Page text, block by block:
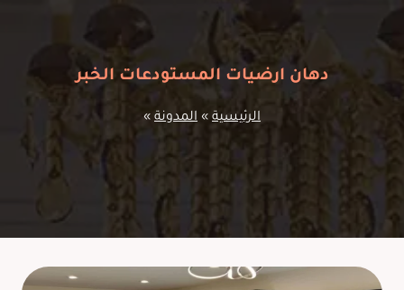
دهان ارضيات المستودعات الخبر
الرئيسية » المدونة »